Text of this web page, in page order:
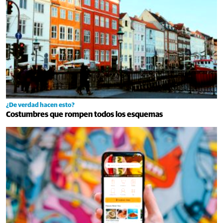
¿De verdad hacen esto?
Costumbres que rompen todos los esquemas